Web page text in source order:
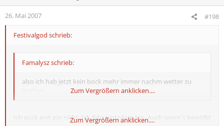
26. Mai 2007 #198
Festivalgod schrieb:
Famalysz schrieb:
also ich hab jetzt kein bock mehr immer nachm wetter zu
Zum Vergrößern anklicken....
Ich guck erst gar nicht. Ich fahr trotzdem hin. Auch wenn´s bewölkt
Zum Vergrößern anklicken....